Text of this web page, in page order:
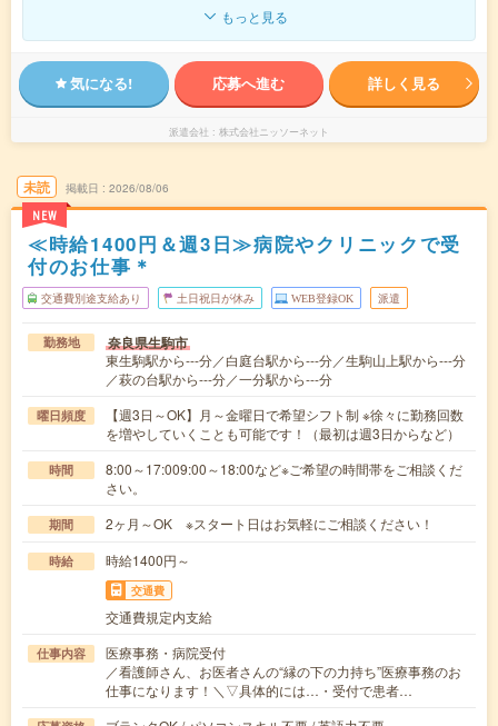
もっと見る
気になる! 応募へ進む 詳しく見る
派遣会社 株式会社ニッソーネット
未読
NEW
掲載日 2026/08/06
≪時給1400円＆週3日≫病院やクリニックで受
付のお仕事＊
交通費別途支給あり 土日祝日が休み WEB登録OK 派遣
勤務地 奈良県生駒市
東生駒駅から---分／白庭台駅から---分／生駒山上駅から---分
／萩の台駅から---分／一分駅から---分
曜日頻度
【週3日～OK】月～金曜日で希望シフト制 ※徐々に勤務回数
を増やしていくことも可能です！（最初は週3日からなど）
時間
8:00～17:009:00～18:00など※ご希望の時間帯をご相談くだ
さい。
期間 2ヶ月～OK ※スタート日はお気軽にご相談ください！
時給 時給1400円～
交通費
交通費規定内支給
仕事内容
医療事務・病院受付
／看護師さん、お医者さんの“縁の下の力持ち”医療事務のお
仕事になります！＼▽具体的には…・受付で患者…